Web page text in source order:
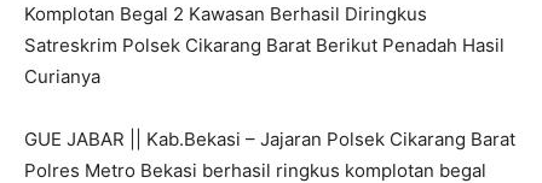
Komplotan Begal 2 Kawasan Berhasil Diringkus
Satreskrim Polsek Cikarang Barat Berikut Penadah Hasil
Curianya
GUE JABAR || Kab.Bekasi – Jajaran Polsek Cikarang Barat
Polres Metro Bekasi berhasil ringkus komplotan begal